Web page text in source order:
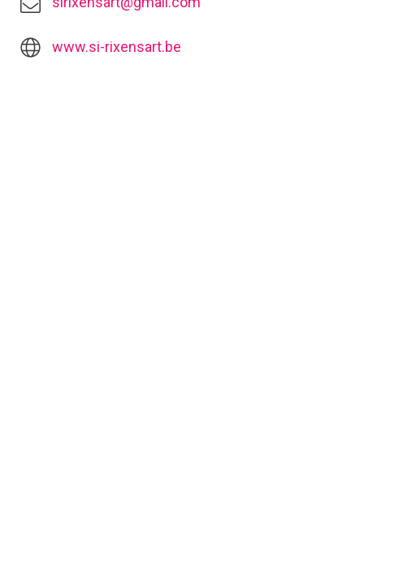
www.si-rixensart.be